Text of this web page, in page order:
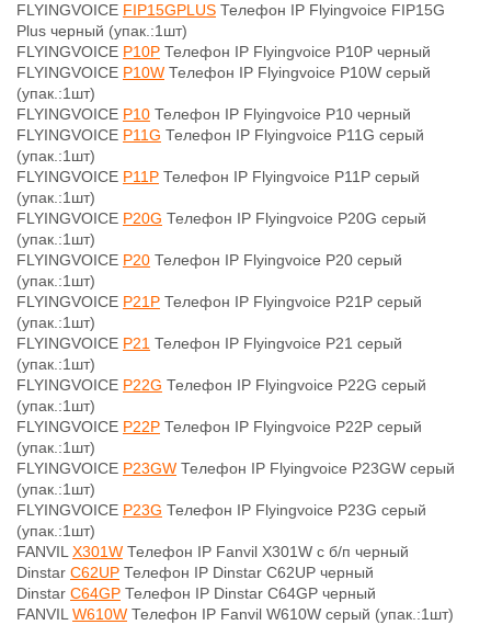
FLYINGVOICE FIP15GPLUS Телефон IP Flyingvoice FIP15G
Plus черный (упак.:1шт)
FLYINGVOICE P10P Телефон IP Flyingvoice P10P черный
FLYINGVOICE P10W Телефон IP Flyingvoice P10W серый
(упак.:1шт)
FLYINGVOICE P10 Телефон IP Flyingvoice P10 черный
FLYINGVOICE P11G Телефон IP Flyingvoice P11G серый
(упак.:1шт)
FLYINGVOICE P11P Телефон IP Flyingvoice P11P серый
(упак.:1шт)
FLYINGVOICE P20G Телефон IP Flyingvoice P20G серый
(упак.:1шт)
FLYINGVOICE P20 Телефон IP Flyingvoice P20 серый
(упак.:1шт)
FLYINGVOICE P21P Телефон IP Flyingvoice P21P серый
(упак.:1шт)
FLYINGVOICE P21 Телефон IP Flyingvoice P21 серый
(упак.:1шт)
FLYINGVOICE P22G Телефон IP Flyingvoice P22G серый
(упак.:1шт)
FLYINGVOICE P22P Телефон IP Flyingvoice P22P серый
(упак.:1шт)
FLYINGVOICE P23GW Телефон IP Flyingvoice P23GW серый
(упак.:1шт)
FLYINGVOICE P23G Телефон IP Flyingvoice P23G серый
(упак.:1шт)
FANVILX301W Телефон IP Fanvil X301W c б/п черный
Dinstar C62UP Телефон IP Dinstar C62UP черный
Dinstar C64GP Телефон IP Dinstar C64GP черный
FANVILW610W Телефон IP Fanvil W610W серый (упак.:1шт)